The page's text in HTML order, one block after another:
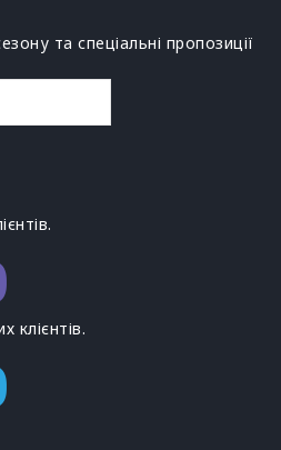
та спеціальні пропозиції
клієнтів.